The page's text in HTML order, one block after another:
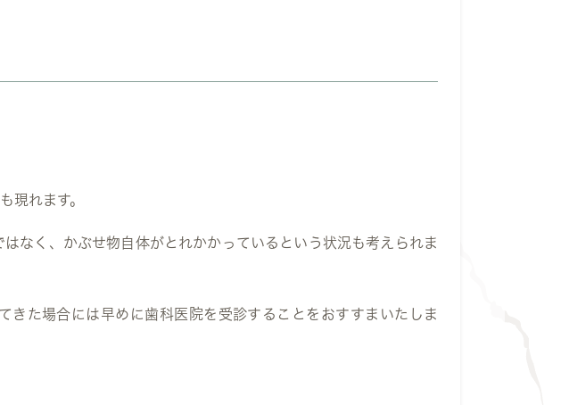
現れます。
なく、かぶせ物自体がとれかかっているという状況も考えられま
きた場合には早めに歯科医院を受診することをおすすまいたしま